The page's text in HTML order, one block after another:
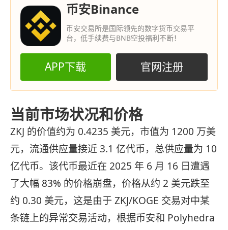
币安Binance
币安交易所是国际领先的数字货币交易平
台，低手续费与BNB空投福利不断！
APP下载 官网注册
当前市场状况和价格
ZKJ 的价值约为 0.4235 美元，市值为 1200 万美
元，流通供应量接近 3.1 亿代币，总供应量为 10
亿代币。该代币最近在 2025 年 6 月 16 日遭遇
了大幅 83% 的价格崩盘，价格从约 2 美元跌至
约 0.30 美元，这是由于 ZKJ/KOGE 交易对中某
条链上的异常交易活动，根据币安和 Polyhedra